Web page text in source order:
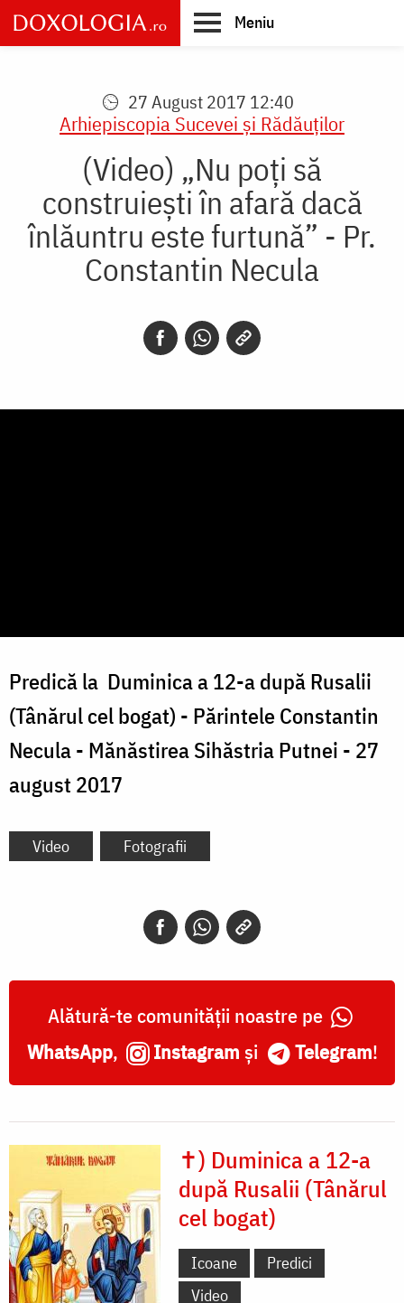
Skip
to
main
Meniu
27 August 2017 12:40
Arhiepiscopia Sucevei şi Rădăuţilor
(Video) „Nu poți să
construiești în afară dacă
înlăuntru este furtună” - Pr.
Constantin Necula
Predică la Duminica a 12-a după Rusalii
(Tânărul cel bogat) - Părintele Constantin
Necula - Mănăstirea Sihăstria Putnei - 27
august 2017
Video Fotografii
Alătură-te comunității noastre pe
WhatsApp, Instagram și Telegram!
✝) Duminica a 12-a
după Rusalii (Tânărul
cel bogat)
Icoane
Predici
Video